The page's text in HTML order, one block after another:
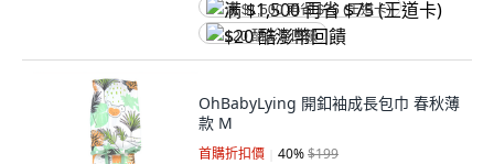
满 $1,500 再省 $75 (王道卡)
$20 酷澎幣回饋
OhBabyLying 開釦袖成長包巾 春秋薄
款 M
首購折扣價 40%$199